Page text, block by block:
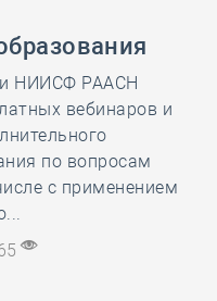
НИИСФ РААСН
вебинаров и
по вопросам
с применением